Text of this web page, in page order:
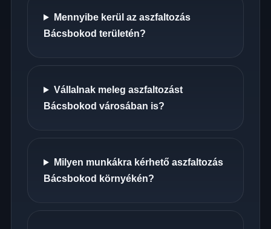
Mennyibe kerül az aszfaltozás
Bácsbokod területén?
Vállalnak meleg aszfaltozást
Bácsbokod városában is?
Milyen munkákra kérhető aszfaltozás
Bácsbokod környékén?